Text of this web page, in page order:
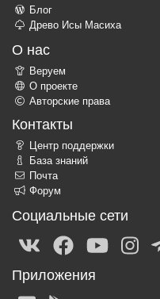
Блог
Древо Исы Масиха
О нас
Веруем
О проекте
Авторские права
Контакты
Центр поддержки
База знаний
Почта
Форум
Социальные сети
Приложения